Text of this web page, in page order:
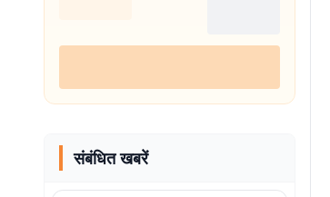
संबंधित खबरें